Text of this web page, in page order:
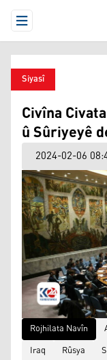
Open Menu
Siyasî
Civîna
û Sûriyeyê
2024-02-06
Rojhilata Navîn
Iraq
Rûsya